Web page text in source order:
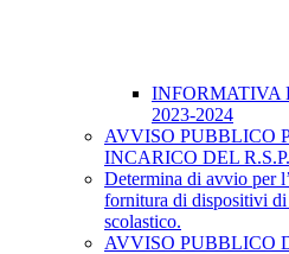
INFORMATIVA
2023-2024
AVVISO PUBBLICO
INCARICO DEL
Determina di avvio per
fornitura di dispositivi di
scolastico.
AVVISO PUBBLICO